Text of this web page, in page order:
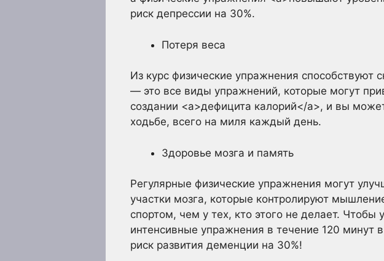
риск депрессии на 30%.
Потеря веса
Из курс физические упражнения
— это все виды упражнений, которые могут
создании <a>дефицита калорий</a>, и вы
ходьбе, всего на миля каждый день.
Здоровье мозга и память
Регулярные физические упражнения могут
участки мозга, которые контролируют
спортом, чем у тех, кто этого не делает. Чтобы
интенсивные упражнения в течение 120 минут
риск развития деменции на 30%!